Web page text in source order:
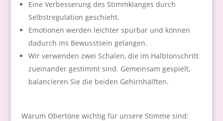
Eine Verbesserung des Stimmklanges durch
Selbstregulation geschieht.
Emotionen werden leichter spürbar und können
dadurch ins Bewusstsein gelangen.
Wir verwenden zwei Schalen, die im Halbtonschritt
zueinander gestimmt sind. Gemeinsam gespielt,
balancieren Sie die beiden Gehirnhälften.
Warum Obertöne wichtig für unsere Stimme sind: